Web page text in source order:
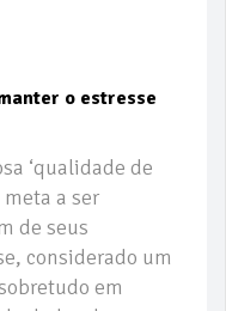
o estresse
‘qualidade de
a ser
de seus
considerado um
em